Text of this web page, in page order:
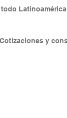
Cotizaciones y
todo